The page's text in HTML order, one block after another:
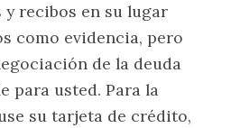
y recibos en su lugar
como evidencia, pero
de la deuda
para usted. Para la
su tarjeta de crédito,